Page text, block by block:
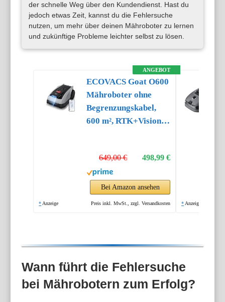
der schnelle Weg über den Kundendienst. Hast du
jedoch etwas Zeit, kannst du die Fehlersuche
nutzen, um mehr über deinen Mähroboter zu lernen
und zukünftige Probleme leichter selbst zu lösen.
ANGEBOT
ECOVACS Goat O600
Mähroboter ohne
Begrenzungskabel,
600 m², RTK+Vision-
Hindernisvermeidung,
App Steuerung,
passiert 0,7 m
schmale Stellen
498,99 €
649,00 €
Bei Amazon ansehen
*Anzeige Preis inkl. MwSt., zzgl. Versandkosten *Anzeige
Wann führt die Fehlersuche
bei Mährobotern zum Erfolg?